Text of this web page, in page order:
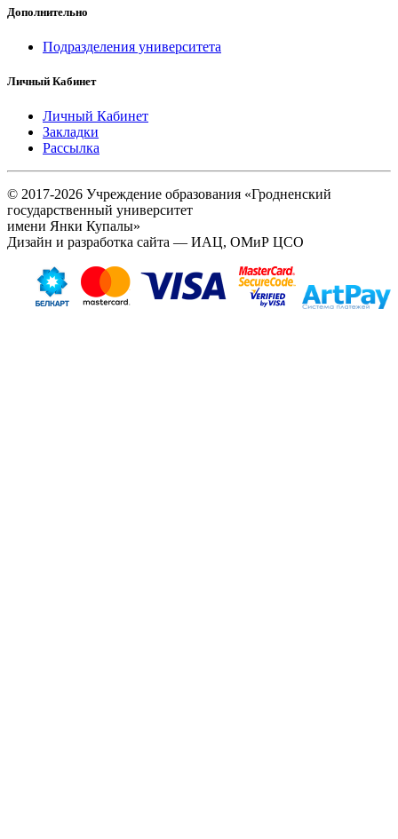
Дополнительно
Подразделения университета
Личный Кабинет
Личный Кабинет
Закладки
Рассылка
© 2017-2026 Учреждение образования «Гродненский
государственный университет
имени Янки Купалы»
Дизайн и разработка сайта — ИАЦ, ОМиР ЦСО